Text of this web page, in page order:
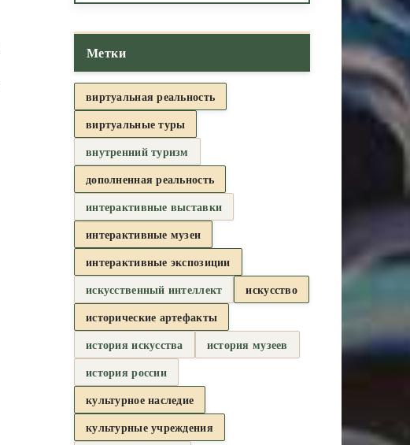
Метки
виртуальная реальность
виртуальные туры
внутренний туризм
дополненная реальность
интерактивные выставки
интерактивные музеи
интерактивные экспозиции
искусственный интеллект
искусство
исторические артефакты
история искусства
история музеев
история россии
культурное наследие
культурные учреждения